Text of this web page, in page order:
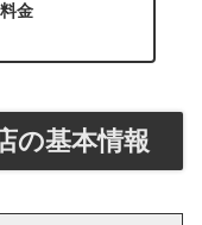
金
の基本情報